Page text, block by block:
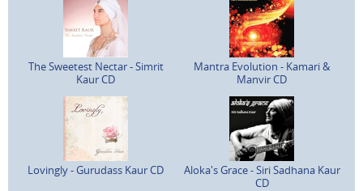
The Sweetest Nectar - Simrit
Kaur CD
Mantra Evolution - Kamari &
Manvir CD
Lovingly - Gurudass Kaur CD
Aloka's Grace - Siri Sadhana Kaur
CD